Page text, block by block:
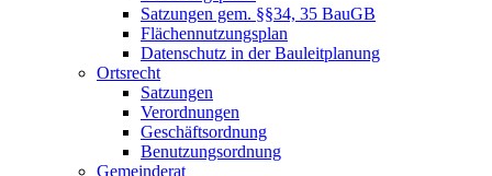
Satzungen gem. §§34, 35 BauGB
Flächennutzungsplan
Datenschutz in der Bauleitplanung
Ortsrecht
Satzungen
Verordnungen
Geschäftsordnung
Benutzungsordnung
Gemeinderat